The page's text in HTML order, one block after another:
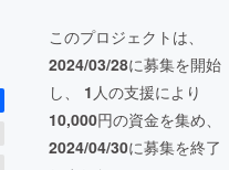
このプロジェクトは、
2024/03/28に募集を開始
し、 1 人の支援により
10,000円の資金を集め、
2024/04/30に募集を終了